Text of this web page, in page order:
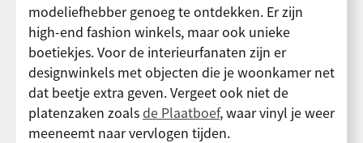
modeliefhebber genoeg te ontdekken. Er zijn
high-end fashion winkels, maar ook unieke
boetiekjes. Voor de interieurfanaten zijn er
designwinkels met objecten die je woonkamer net
dat beetje extra geven. Vergeet ook niet de
platenzaken zoals de Plaatboef, waar vinyl je weer
meeneemt naar vervlogen tijden.